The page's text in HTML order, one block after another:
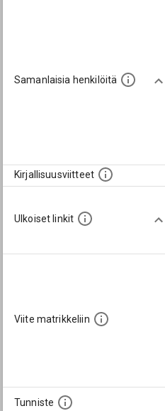
Samanlaisia henkilöitä
Kirjallisuusviitteet
Ulkoiset linkit
Viite matrikkeliin
Tunniste